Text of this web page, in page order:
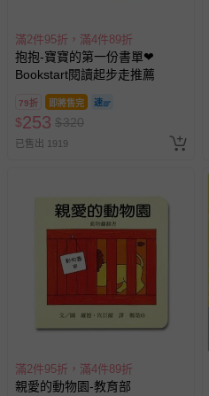
滿2件95折，滿4件89折
抱抱-寶寶的第一份書單❤
Bookstart閱讀起步走推薦
79折 即將售完
$253 $320
已售出 1919
滿2件95折，滿4件89折
親愛的動物園-教育部